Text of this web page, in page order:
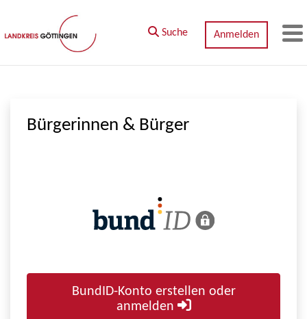
Zum Hauptinhalt springen
Suche Anmelden
Bürgerinnen & Bürger
BundID-Konto erstellen oder
anmelden